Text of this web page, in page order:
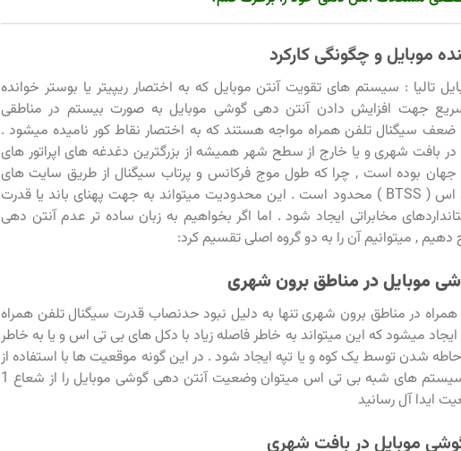
موبایل و چگونگی کارکرد
تالیا : سیستم های تقویت آنتن موبایل که به اختصار ریپیتر یا بوستر خوانده
جهت افزایش دادن آنتن دهی گوشی موبایل به صورت بیستم در مناطقی
سیگنال تلفن همراه مواجه هستند که به اختصار نقاط کور نامیده میشود .
بافت شهری و یا خارج از سطح شهر همیشه از بزرگترین دغدغه های اپراتور های
جهان بوده است , چرا که طول موج فرکانس و پرتاب سیگنال از طریق سایت های
مخابراتی یا همانبی تی اس ( BTSS ) محدود است . این محدودیت میتواند به جهت پهنای باند یا قدرت
مخابراتی ایجاد شود . اما اگر بخواهیم به زبان ساده تر عدم آنتن دهی
, میتوانیم آن را به دو گروه اصلی تقسیم کرد:
موبایل در مناطق برون شهری
در مناطق برون شهری تنها به دلیل نبود حدنصاب قدرت سیگنال تلفن همراه
دسی بل ایجاد میشود که این میتواند به خاطر فاصله زیاد با دکل های بی تی اس و یا به خاطر
شدن توسط یک کوه و یا تپه ایجاد شود . در این گونه موقعیت ها با استفاده از
یک ریپیتر توان بالا و سیستم های شبه بی تی اس میتوان وضعیت آنتن دهی گوشی موبایل را از شعاع 1
موبایل در بافت شهری